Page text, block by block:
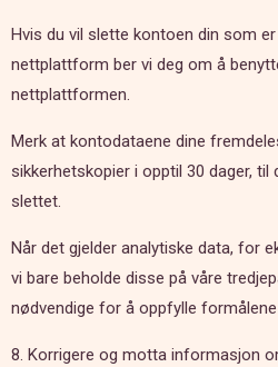
Hvis du vil slette kontoen din som
nettplattform ber vi deg om å
nettplattformen.
Merk at kontodataene dine
sikkerhetskopier i opptil 30 dager,
slettet.
Når det gjelder analytiske data, for
vi bare beholde disse på våre
nødvendige for å oppfylle
8. Korrigere og motta informasjon